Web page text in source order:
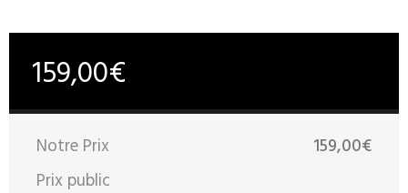
159,00€
Notre Prix
159,00€
Prix public